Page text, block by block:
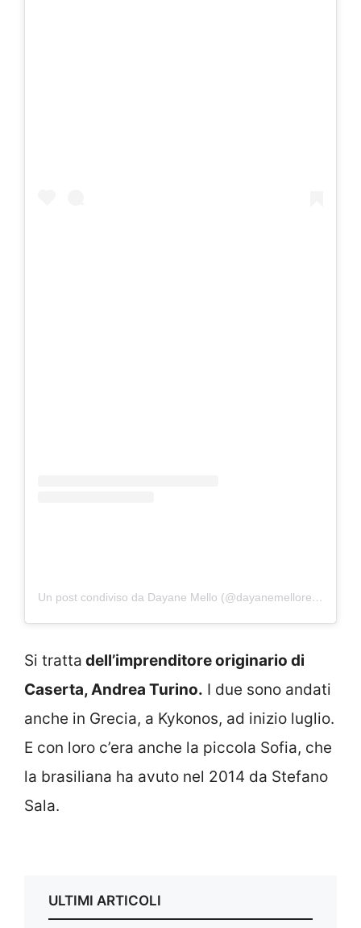
Un post condiviso da Dayane Mello (@dayanemelloreal)
Si tratta dell’imprenditore originario di
Caserta, Andrea Turino. I due sono andati
anche in Grecia, a Kykonos, ad inizio luglio.
E con loro c’era anche la piccola Sofia, che
la brasiliana ha avuto nel 2014 da Stefano
Sala.
ULTIMI ARTICOLI